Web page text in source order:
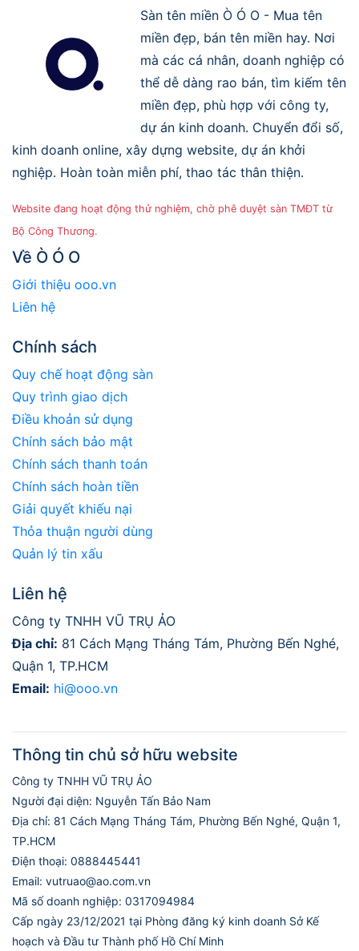
Sàn tên miền Ò Ó O - Mua tên
miền đẹp, bán tên miền hay. Nơi
mà các cá nhân, doanh nghiệp có
thể dễ dàng rao bán, tìm kiếm tên
miền đẹp, phù hợp với công ty,
dự án kinh doanh. Chuyển đổi số,
kinh doanh online, xây dựng website, dự án khởi
nghiệp. Hoàn toàn miễn phí, thao tác thân thiện.
Website đang hoạt động thử nghiệm, chờ phê duyệt sàn TMĐT từ
Bộ Công Thương.
Về Ò Ó O
Giới thiệu ooo.vn
Liên hệ
Chính sách
Quy chế hoạt động sàn
Quy trình giao dịch
Điều khoản sử dụng
Chính sách bảo mật
Chính sách thanh toán
Chính sách hoàn tiền
Giải quyết khiếu nại
Thỏa thuận người dùng
Quản lý tin xấu
Liên hệ
Công ty TNHH VŨ TRỤ ẢO
Địa chỉ: 81 Cách Mạng Tháng Tám, Phường Bến Nghé,
Quận 1, TP.HCM
Email: hi@ooo.vn
Thông tin chủ sở hữu website
Công ty TNHH VŨ TRỤ ẢO
Người đại diện: Nguyễn Tấn Bảo Nam
Địa chỉ: 81 Cách Mạng Tháng Tám, Phường Bến Nghé, Quận 1,
TP.HCM
Điện thoại: 0888445441
Email: vutruao@ao.com.vn
Mã số doanh nghiệp: 0317094984
Cấp ngày 23/12/2021 tại Phòng đăng ký kinh doanh Sở Kế
hoạch và Đầu tư Thành phố Hồ Chí Minh